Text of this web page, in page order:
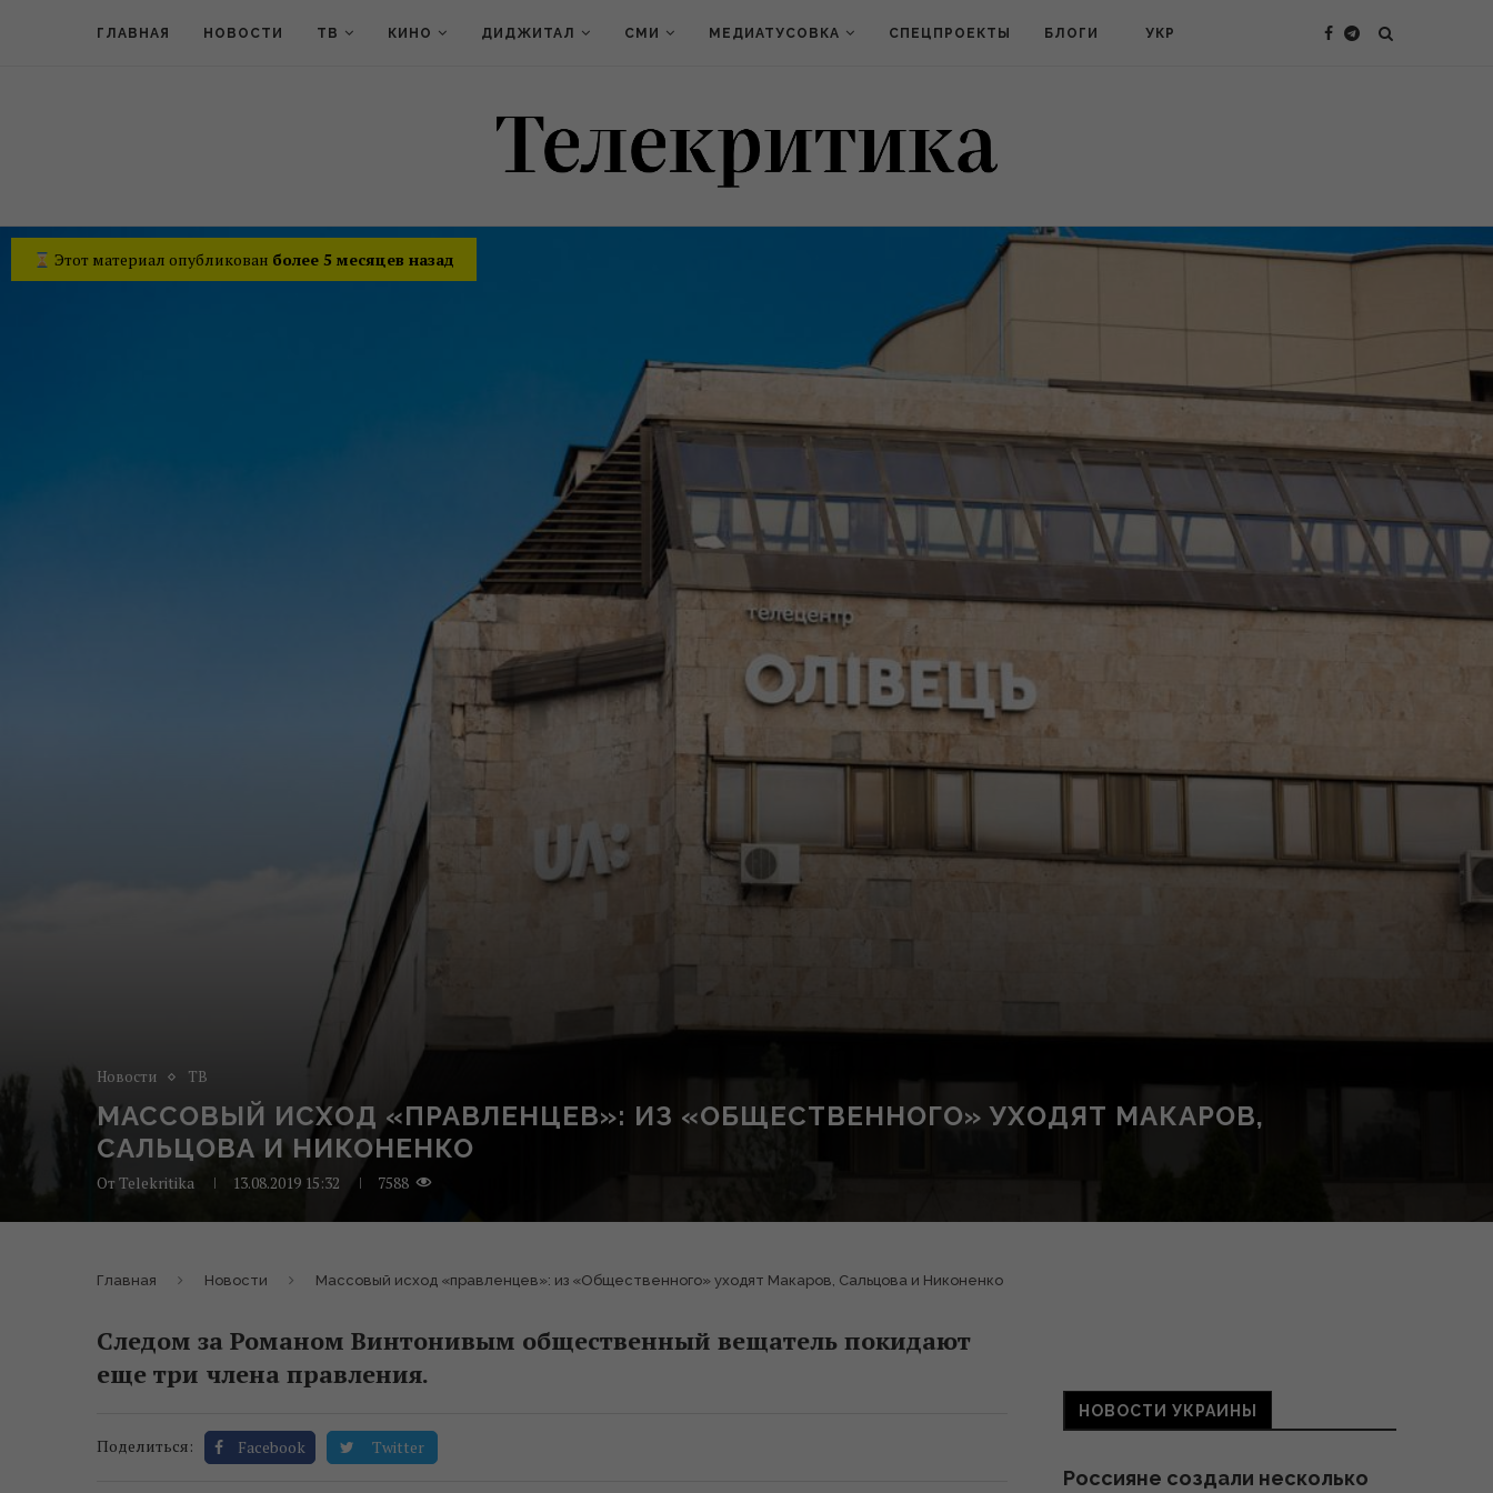
ГЛАВНАЯ НОВОСТИ ТВ КИНО ДИДЖИТАЛ СМИ МЕДИАТУСОВКА СПЕЦПРОЕКТЫ БЛОГИ УКР
Этот материал опубликован более 5 месяцев назад
Новости ТВ
МАССОВЫЙ ИСХОД «ПРАВЛЕНЦЕВ»: ИЗ «ОБЩЕСТВЕННОГО» УХОДЯТ МАКАРОВ,
САЛЬЦОВА И НИКОНЕНКО
От Telekritika 13.08.2019 15:32 7588
Главная Новости Массовый исход «правленцев»: из «Общественного» уходят Макаров, Сальцова и Никоненко
Следом за Романом Винтонивым общественный вещатель покидают
еще три члена правления.
Поделиться: Facebook Twitter
НОВОСТИ УКРАИНЫ
Россияне создали несколько